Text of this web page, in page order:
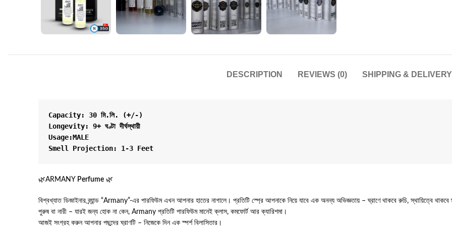
DESCRIPTION REVIEWS (0) SHIPPING & DELIVERY
Capacity: 30 মি.লি. (+/-)
Longevity: 9+ ঘণ্টা দীর্ঘস্থায়ী
Usage:MALE
Smell Projection: 1-3 Feet
🌿ARMANY Perfume 🌿
বিশ্বখ্যাত ডিজাইনার ব্র্যান্ড “Armany”-এর পারফিউম এখন আপনার হাতের নাগালে। প্রতিটি স্প্রে আপনাকে নিয়ে যাবে এক অনন্য অভিজ্ঞতায় – ঘ্রাণে থাকবে রুচি, স্থায়িত্বে থাকবে
পুরুষ বা নারী – যারই জন্য হোক না কেন, Armany প্রতিটি পারফিউম মানেই ক্লাস, কমফোর্ট আর ক্যারিশমা।
আজই সংগ্রহ করুন আপনার পছন্দের ঘ্রাণটি – নিজেকে দিন এক স্পর্শ বিলাসিতার।